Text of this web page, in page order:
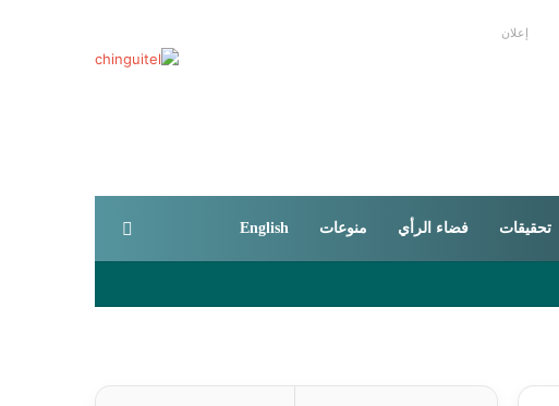
إعلان
تحقيقات فضاء الرأي منوعات English